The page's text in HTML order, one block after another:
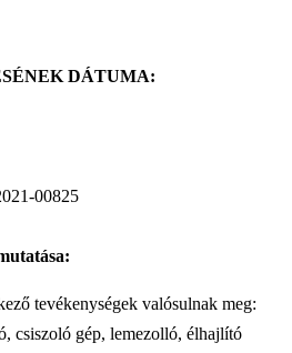
DÁTUMA:
00825
tevékenységek valósulnak meg:
csiszoló gép, lemezolló, élhajlító